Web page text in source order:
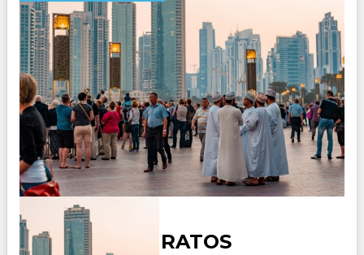
DUBAI 3 EMIRATOS